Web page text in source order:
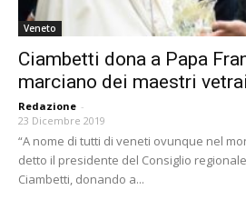
Veneto
Ciambetti dona a Papa
marciano dei maestri
Redazione -
23 Dicembre 2019
“A nome di tutti di veneti ovunque nel
detto il presidente del Consiglio
Ciambetti, donando a...